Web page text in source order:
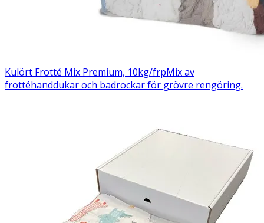
Kulört Frotté Mix Premium, 10kg/frpMix av
frottéhanddukar och badrockar för grövre rengöring.